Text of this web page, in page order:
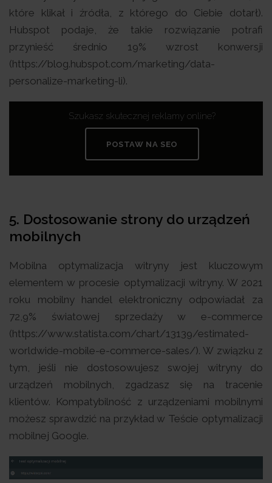
które klikał i źródła, z którego do Ciebie dotarł).
Hubspot podaje, że takie rozwiązanie potrafi
przynieść średnio 19% wzrost konwersji
(https://blog.hubspot.com/marketing/data-
personalize-marketing-li).
Szukasz skutecznej reklamy online?
POSTAW NA SEO
5. Dostosowanie strony do urządzeń
mobilnych
Mobilna optymalizacja witryny jest kluczowym
elementem w procesie optymalizacji witryny. W 2021
roku mobilny handel elektroniczny odpowiadał za
72,9% światowej sprzedaży w e-commerce
(https://www.statista.com/chart/13139/estimated-
worldwide-mobile-e-commerce-sales/). W związku z
tym, jeśli nie dostosowujesz swojej witryny do
urządzeń mobilnych, zgadzasz się na tracenie
klientów. Kompatybilność z urządzeniami mobilnymi
możesz sprawdzić na przykład w Teście optymalizacji
mobilnej Google.